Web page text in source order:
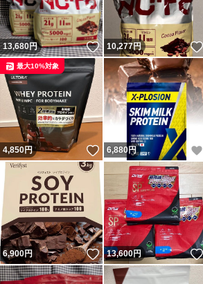
13,680円 いいね！
10,277円
4,850円 いいね！
最大10%対象
6,880円
6,900円 いいね！
13,600円